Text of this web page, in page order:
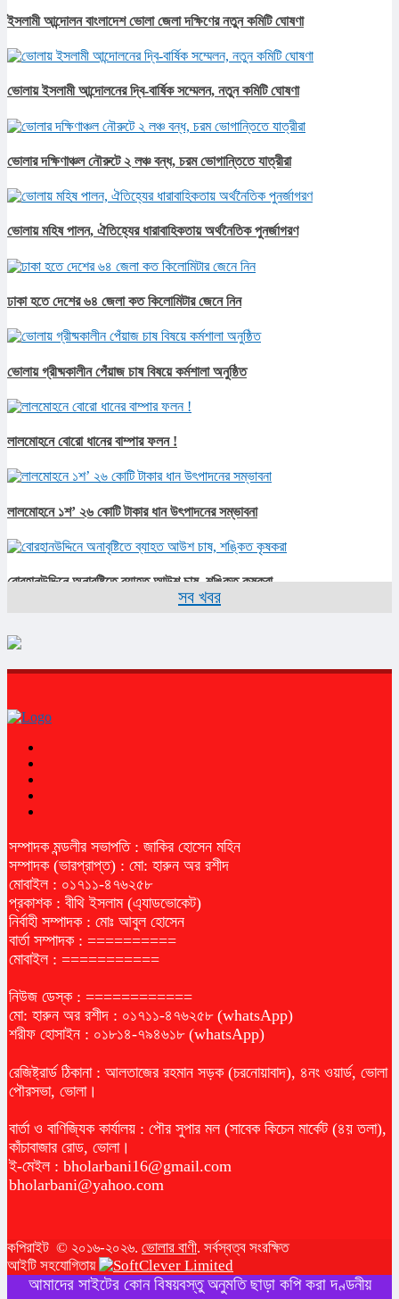
ইসলামী আন্দোলন বাংলাদেশ ভোলা জেলা দক্ষিণের নতুন কমিটি ঘোষণা
ভোলায় ইসলামী আন্দোলনের দ্বি-বার্ষিক সম্মেলন, নতুন কমিটি ঘোষণা
ভোলার দক্ষিণাঞ্চল নৌরুটে ২ লঞ্চ বন্ধ, চরম ভোগান্তিতে যাত্রীরা
ভোলায় মহিষ পালন, ঐতিহ্যের ধারাবাহিকতায় অর্থনৈতিক পুনর্জাগরণ
ঢাকা হতে দেশের ৬৪ জেলা কত কিলোমিটার জেনে নিন
ভোলায় গ্রীষ্মকালীন পেঁয়াজ চাষ বিষয়ে কর্মশালা অনুষ্ঠিত
লালমোহনে বোরো ধানের বাম্পার ফলন !
লালমোহনে ১শ’ ২৬ কোটি টাকার ধান উৎপাদনের সম্ভাবনা
বোরহানউদ্দিনে অনাবৃষ্টিতে ব্যাহত আউশ চাষ, শঙ্কিত কৃষকরা
সব খবর
সম্পাদক মন্ডলীর সভাপতি : জাকির হোসেন মহিন
সম্পাদক (ভারপ্রাপ্ত) : মো: হারুন অর রশীদ
মোবাইল : ০১৭১১-৪৭৬২৫৮
প্রকাশক : বীথি ইসলাম (এ্যাডভোকেট)
নির্বাহী সম্পাদক : মোঃ আবুল হোসেন
বার্তা সম্পাদক : ==========
মোবাইল : ===========
নিউজ ডেস্ক : ============
মো: হারুন অর রশীদ : ০১৭১১-৪৭৬২৫৮ (whatsApp)
শরীফ হোসাইন : ০১৮১৪-৭৯৪৬১৮ (whatsApp)
রেজিষ্ট্রার্ড ঠিকানা : আলতাজের রহমান সড়ক (চরনোয়াবাদ), ৪নং ওয়ার্ড, ভোলা
পৌরসভা, ভোলা।
বার্তা ও বাণিজ্যিক কার্যালয় : পৌর সুপার মল (সাবেক কিচেন মার্কেট (৪য় তলা),
কাঁচাবাজার রোড, ভোলা।
ই-মেইল : bholarbani16@gmail.com
bholarbani@yahoo.com
কপিরাইট © ২০১৬-২০২৬. ভোলার বাণী. সর্বস্বত্ব সংরক্ষিত
আইটি সহযোগিতায়
আমাদের সাইটের কোন বিষয়বস্তু অনুমতি ছাড়া কপি করা দণ্ডনীয়